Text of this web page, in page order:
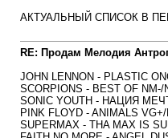
АКТУАЛЬНЫЙ СПИСОК В
RE: Продам Мелодия
JOHN LENNON - PLASTIC
SCORPIONS - BEST OF NM-/
SONIC YOUTH - НАЦИЯ
PINK FLOYD - ANIMALS
SUPERMAX - THA MAX IS